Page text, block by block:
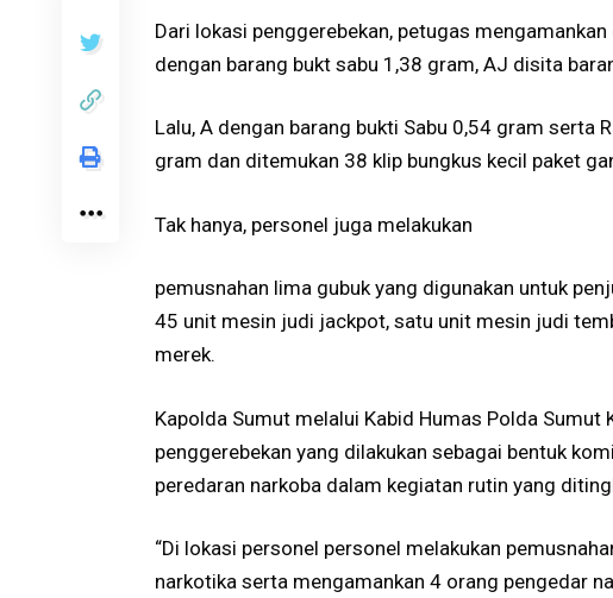
Dari lokasi penggerebekan, petugas
dengan barang bukt sabu 1,38 gram, AJ disita
Lalu, A dengan barang bukti Sabu 0,54 gram serta
gram dan ditemukan 38 klip bungkus kecil paket
Tak hanya, personel juga melakukan
pemusnahan lima gubuk yang digunakan untuk
45 unit mesin judi jackpot, satu unit mesin judi
merek.
Kapolda Sumut melalui Kabid Humas Polda Sumut
penggerebekan yang dilakukan sebagai bentuk
peredaran narkoba dalam kegiatan rutin yang
“Di lokasi personel personel melakukan
narkotika serta mengamankan 4 orang pengedar